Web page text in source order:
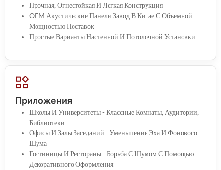
Прочная, Огнестойкая И Легкая Конструкция
OEM Акустические Панели Завод В Китае С Объемной
Мощностью Поставок
Простые Варианты Настенной И Потолочной Установки
Приложения
Школы И Университеты - Классные Комнаты, Аудитории,
Библиотеки
Офисы И Залы Заседаний - Уменьшение Эха И Фонового
Шума
Гостиницы И Рестораны - Борьба С Шумом С Помощью
Декоративного Оформления